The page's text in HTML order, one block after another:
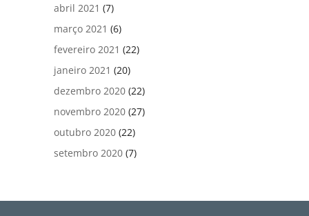
abril 2021 (7)
março 2021 (6)
fevereiro 2021 (22)
janeiro 2021 (20)
dezembro 2020 (22)
novembro 2020 (27)
outubro 2020 (22)
setembro 2020 (7)